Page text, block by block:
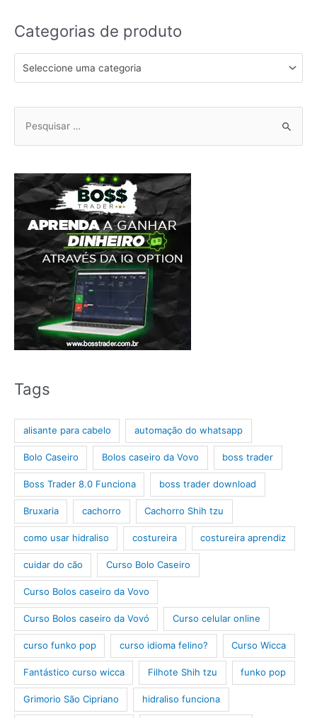
Categorias de produto
Seleccione uma categoria
Pesquisar
Tags
alisante para cabelo automação do whatsapp
Bolo Caseiro Bolos caseiro da Vovo boss trader
Boss Trader 8.0 Funciona boss trader download
Bruxaria cachorro Cachorro Shih tzu
como usar hidraliso costureira costureira aprendiz
cuidar do cão Curso Bolo Caseiro
Curso Bolos caseiro da Vovo
Curso Bolos caseiro da Vovó Curso celular online
curso funko pop curso idioma felino? Curso Wicca
Fantástico curso wicca Filhote Shih tzu funko pop
Grimorio São Cipriano hidraliso funciona